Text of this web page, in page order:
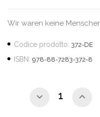
Wir waren keine
Codice prodotto: 372-DE
ISBN: 978-88-7283-372-8